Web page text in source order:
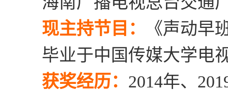
现主持节目：
《声动早
毕业于中国传媒大学电
获奖经历： 2014年、